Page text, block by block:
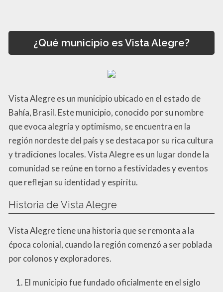
¿Qué municipio es Vista Alegre?
Vista Alegre es un municipio ubicado en el estado de
Bahía, Brasil. Este municipio, conocido por su nombre
que evoca alegría y optimismo, se encuentra en la
región nordeste del país y se destaca por su rica cultura
y tradiciones locales. Vista Alegre es un lugar donde la
comunidad se reúne en torno a festividades y eventos
que reflejan su identidad y espíritu.
Historia de Vista Alegre
Vista Alegre tiene una historia que se remonta a la
época colonial, cuando la región comenzó a ser poblada
por colonos y exploradores.
El municipio fue fundado oficialmente en el siglo